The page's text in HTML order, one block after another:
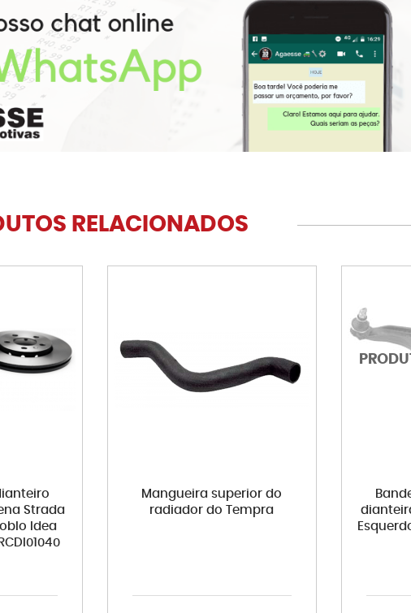
RELACIONADOS
Strada
Idea
Mangueira superior do
radiador do Tempra